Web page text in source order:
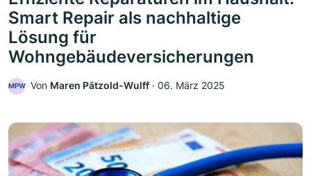
Smart Repair als nachhaltige
Lösung für
Wohngebäudeversicherungen
MPW Von Maren Pätzold-Wulff ‧ 06. März 2025